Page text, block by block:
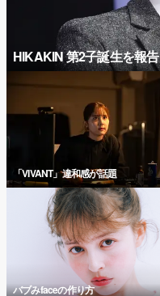
HIKAKIN 第2子誕生を報告
「VIVANT」違和感が話題
バブみfaceの作り方